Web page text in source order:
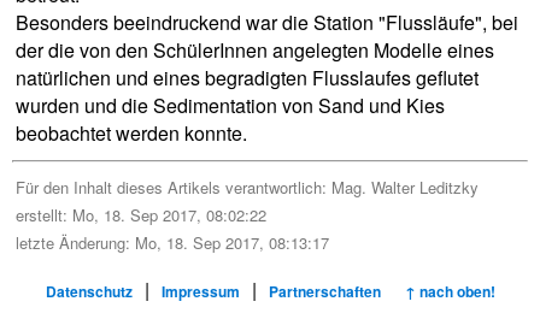
Besonders beeindruckend war die Station "Flussläufe", bei
der die von den SchülerInnen angelegten Modelle eines
natürlichen und eines begradigten Flusslaufes geflutet
wurden und die Sedimentation von Sand und Kies
beobachtet werden konnte.
Für den Inhalt dieses Artikels verantwortlich: Mag. Walter Leditzky
erstellt: Mo, 18. Sep 2017, 08:02:22
letzte Änderung: Mo, 18. Sep 2017, 08:13:17
Datenschutz | Impressum | Partnerschaften ↑ nach oben!